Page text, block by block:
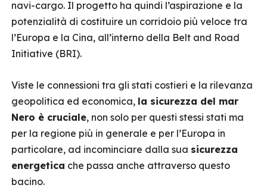
navi-cargo. Il progetto ha quindi l’aspirazione e la
potenzialità di costituire un corridoio più veloce tra
l’Europa e la Cina, all’interno della Belt and Road
Initiative (BRI).
Viste le connessioni tra gli stati costieri e la rilevanza
geopolitica ed economica, la sicurezza del mar
Nero è cruciale, non solo per questi stessi stati ma
per la regione più in generale e per l’Europa in
particolare, ad incominciare dalla sua sicurezza
energetica che passa anche attraverso questo
bacino.